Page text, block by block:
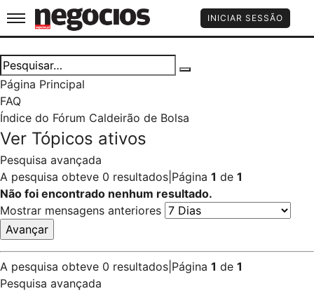
Jornal de Negócios INICIAR SESSÃO
Página Principal
FAQ
Índice do Fórum Caldeirão de Bolsa
Ver Tópicos ativos
Pesquisa avançada
A pesquisa obteve 0 resultados Página 1 de 1
Não foi encontrado nenhum resultado.
Mostrar mensagens anteriores
A pesquisa obteve 0 resultados Página 1 de 1
Pesquisa avançada